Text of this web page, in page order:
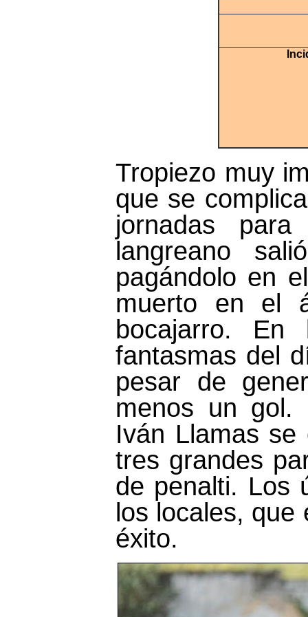
Tropiezo muy
que se
jornadas
langreano
pagándolo en
muerto en el
bocajarro. En
fantasmas del
pesar de
menos un gol.
Iván Llamas
tres grandes
de penalti. Los
los locales,
éxito.